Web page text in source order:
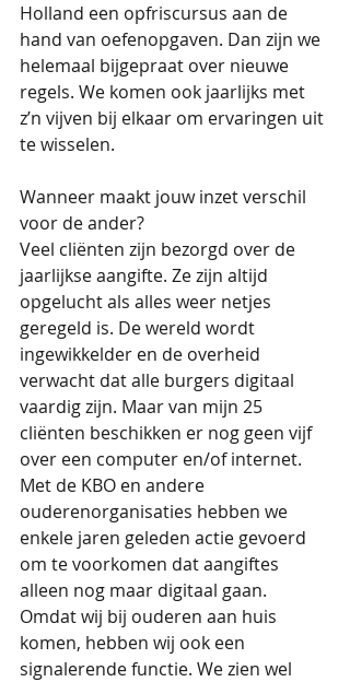
Holland een opfriscursus aan de
hand van oefenopgaven. Dan zijn we
helemaal bijgepraat over nieuwe
regels. We komen ook jaarlijks met
z’n vijven bij elkaar om ervaringen uit
te wisselen.
Wanneer maakt jouw inzet verschil
voor de ander?
Veel cliënten zijn bezorgd over de
jaarlijkse aangifte. Ze zijn altijd
opgelucht als alles weer netjes
geregeld is. De wereld wordt
ingewikkelder en de overheid
verwacht dat alle burgers digitaal
vaardig zijn. Maar van mijn 25
cliënten beschikken er nog geen vijf
over een computer en/of internet.
Met de KBO en andere
ouderenorganisaties hebben we
enkele jaren geleden actie gevoerd
om te voorkomen dat aangiftes
alleen nog maar digitaal gaan.
Omdat wij bij ouderen aan huis
komen, hebben wij ook een
signalerende functie. We zien wel